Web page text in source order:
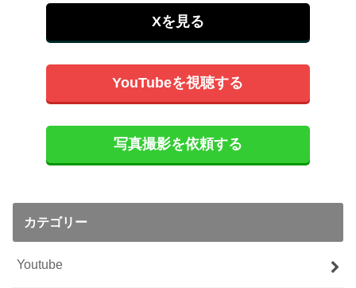
Xを見る
YouTubeを視聴する
写真撮影を依頼する
カテゴリー
Youtube